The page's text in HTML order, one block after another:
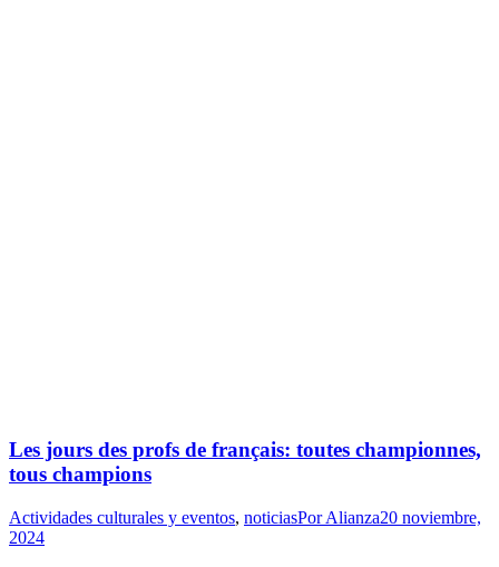
Les jours des profs de français: toutes championnes,
tous champions
Actividades culturales y eventos, noticiasPorAlianza20 noviembre,
2024